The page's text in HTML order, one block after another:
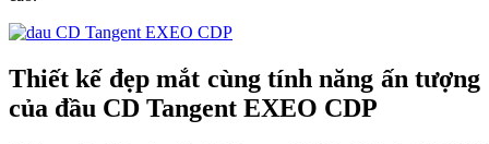
Thiết kế đẹp mắt cùng tính năng ấn tượng
của đầu CD Tangent EXEO CDP